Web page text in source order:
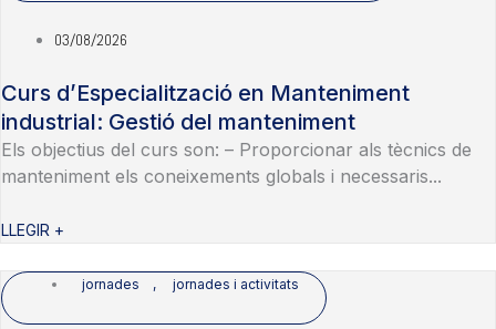
03/08/2026
Curs d’Especialització en Manteniment
industrial: Gestió del manteniment
Els objectius del curs son: – Proporcionar als tècnics de
manteniment els coneixements globals i necessaris...
LLEGIR +
jornades , jornades i activitats